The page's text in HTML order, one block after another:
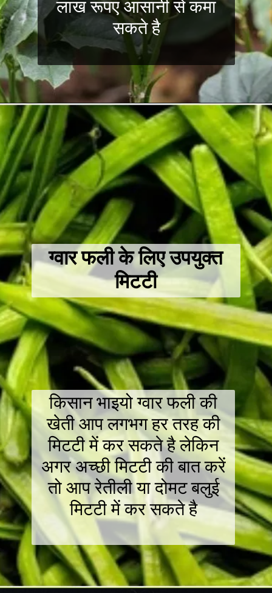
लाख रूपए आसानी से कमा
सकते है
ग्वार फली के लिए उपयुक्त
मिटटी
किसान भाइयो ग्वार फली की
खेती आप लगभग हर तरह की
मिटटी में कर सकते है लेकिन
अगर अच्छी मिटटी की बात करें
तो आप रेतीली या दोमट बलुई
मिटटी में कर सकते है